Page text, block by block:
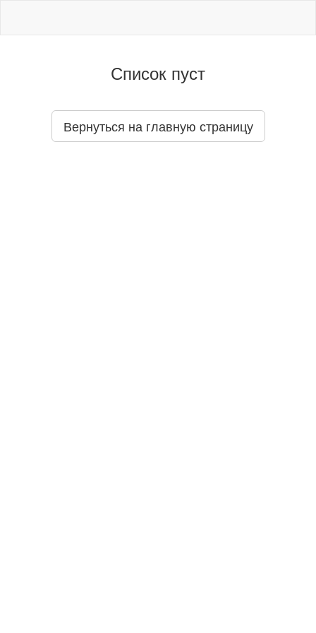
Список пуст
Вернуться на главную страницу